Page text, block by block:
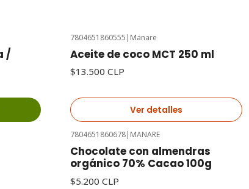
/
7804651860555 | Manare
Aceite de coco MCT 250 ml
$13.500 CLP
Ver detalles
7804651860678| MANARE
Chocolate con almendras
orgánico 70% Cacao 100g
$5.200 CLP